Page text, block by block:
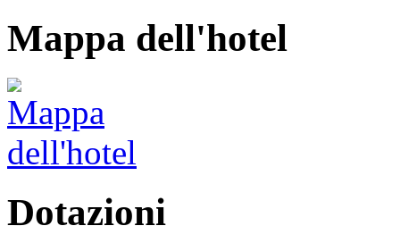
Mappa dell'hotel
Dotazioni